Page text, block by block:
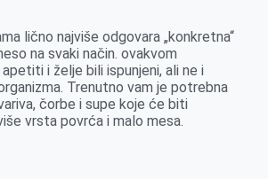
lično najviše odgovara „konkretna“
na svaki način. ovakvom
i želje bili ispunjeni, ali ne i
Trenutno vam je potrebna
čorbe i supe koje će biti
vrsta povrća i malo mesa.